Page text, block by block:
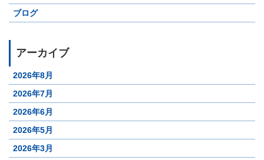
ブログ
アーカイブ
2026年8月
2026年7月
2026年6月
2026年5月
2026年3月